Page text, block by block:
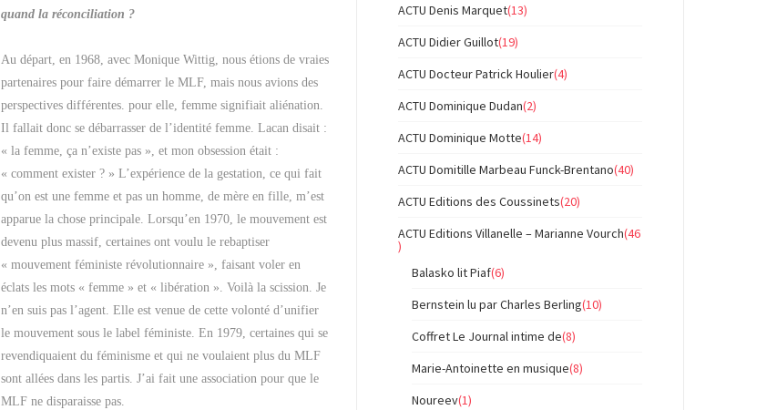
quand la réconciliation ?
Au départ, en 1968, avec Monique Wittig, nous étions de vraies
partenaires pour faire démarrer le MLF, mais nous avions des
perspectives différentes. pour elle, femme signifiait aliénation.
Il fallait donc se débarrasser de l’identité femme. Lacan disait :
« la femme, ça n’existe pas », et mon obsession était :
« comment exister ? » L’expérience de la gestation, ce qui fait
qu’on est une femme et pas un homme, de mère en fille, m’est
apparue la chose principale. Lorsqu’en 1970, le mouvement est
devenu plus massif, certaines ont voulu le rebaptiser
« mouvement féministe révolutionnaire », faisant voler en
éclats les mots « femme » et « libération ». Voilà la scission. Je
n’en suis pas l’agent. Elle est venue de cette volonté d’unifier
le mouvement sous le label féministe. En 1979, certaines qui se
revendiquaient du féminisme et qui ne voulaient plus du MLF
sont allées dans les partis. J’ai fait une association pour que le
MLF ne disparaisse pas.
ACTU Denis Marquet(13)
ACTU Didier Guillot(19)
ACTU Docteur Patrick Houlier(4)
ACTU Dominique Dudan(2)
ACTU Dominique Motte(14)
ACTU Domitille Marbeau Funck-Brentano(40)
ACTU Editions des Coussinets(20)
ACTU Editions Villanelle – Marianne Vourch(46
)
Balasko lit Piaf(6)
Bernstein lu par Charles Berling(10)
Coffret Le Journal intime de(8)
Marie-Antoinette en musique(8)
Noureev(1)